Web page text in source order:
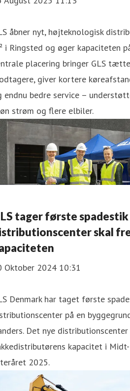
åbner nyt, højteknologisk
i Ringsted og øger kapaciteten
placering bringer GLS
giver kortere
endnu bedre service –
strøm og flere elbiler.
tager første
skal
Oktober 2024 10:31
Denmark har taget første
på en
Det nye
kapacitet i
2025.